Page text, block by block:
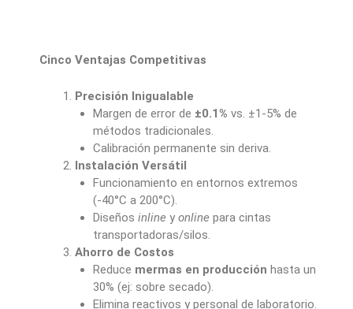
Cinco Ventajas Competitivas
Precisión Inigualable
Margen de error de ±0.1% vs. ±1-5% de
métodos tradicionales.
Calibración permanente sin deriva.
Instalación Versátil
Funcionamiento en entornos extremos
(-40°C a 200°C).
Diseños inline y online para cintas
transportadoras/silos.
Ahorro de Costos
Reduce mermas en producción hasta un
30% (ej: sobre secado).
Elimina reactivos y personal de laboratorio.